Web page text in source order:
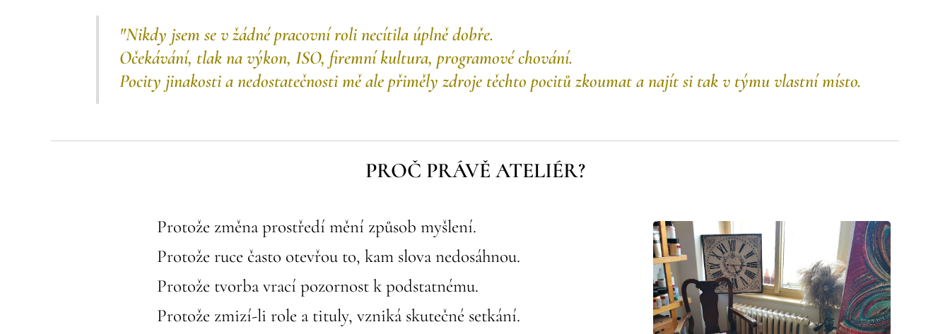
"Nikdy jsem se v žádné pracovní roli necítila úplně dobře.
Očekávání, tlak na výkon, ISO, firemní kultura, programové chování.
Pocity jinakosti a nedostatečnosti mě ale přiměly zdroje těchto pocitů zkoumat a najít si tak v týmu vlastní místo.
PROČ PRÁVĚ ATELIÉR?
🎨 Protože změna prostředí mění způsob myšlení.
Protože ruce často otevřou to, kam slova nedosáhnou.
🎨 Protože tvorba vrací pozornost k podstatnému.
🎨 Protože zmizí-li role a tituly, vzniká skutečné setkání.